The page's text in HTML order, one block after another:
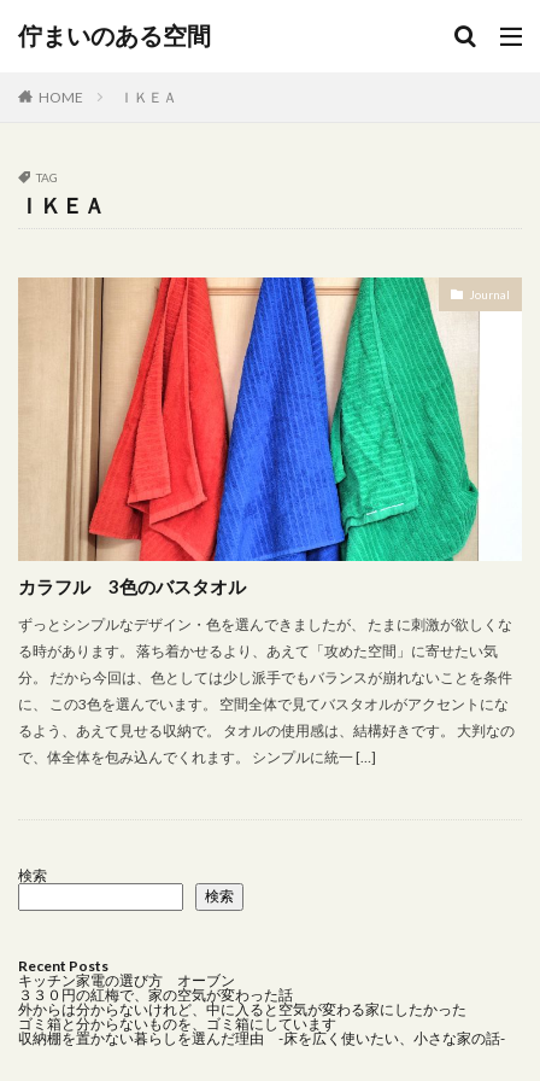
佇まいのある空間
HOME ＩＫＥＡ
TAG
ＩＫＥＡ
Journal
カラフル 3色のバスタオル
ずっとシンプルなデザイン・色を選んできましたが、 たまに刺激が欲しくな
る時があります。 落ち着かせるより、あえて「攻めた空間」に寄せたい気
分。 だから今回は、色としては少し派手でもバランスが崩れないことを条件
に、 この3色を選んでいます。 空間全体で見てバスタオルがアクセントにな
るよう、あえて見せる収納で。 タオルの使用感は、結構好きです。 大判なの
で、体全体を包み込んでくれます。 シンプルに統一 […]
検索
検索
Recent Posts
キッチン家電の選び方 オーブン
３３０円の紅梅で、家の空気が変わった話
外からは分からないけれど、中に入ると空気が変わる家にしたかった
ゴミ箱と分からないものを、ゴミ箱にしています
収納棚を置かない暮らしを選んだ理由 -床を広く使いたい、小さな家の話-
タグ
ＩＫＥＡ
JA直売所
NATUZZI
popIn Aladdin X2 Plus
ｓｔｕｄｉｏｍ’
Umbra
ｗｏｏｄ
アート
アイアンオブジェ
イタリアレザー
イメチェン
インダストリアル
インテリア ゴミ箱 セネガルバスケット
インテリア 配置
インテリアコーディネート
ウォールデコ
オーブン
おしゃれなキッチンアイテム
オブジェ
お気に入り家具
お皿
ゴールド
ゴッホ シルバー
スタイリッシュ
スチールブラック
ストーリー
ソファー
タイルシール
タオルバー
タオルハンガー
ディッシュラック
デザイン
デザイン雑貨
テレビはいらない
トースター
トイレインテリア
ボイルレースカーテン
ランドリー
リビングダイニング
レース
一人で設置
一軒家 おしゃれインテリア